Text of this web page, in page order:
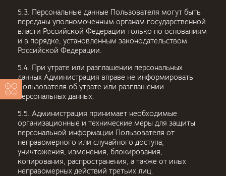
5.3. Персональные данные Пользователя могут быть
переданы уполномоченным органам государственной
власти Российской Федерации только по основаниям
и в порядке, установленным законодательством
Российской Федерации.
5.4. При утрате или разглашении персональных
данных Администрация вправе не информировать
Пользователя об утрате или разглашении
персональных данных.
5.5. Администрация принимает необходимые
организационные и технические меры для защиты
персональной информации Пользователя от
неправомерного или случайного доступа,
уничтожения, изменения, блокирования,
копирования, распространения, а также от иных
неправомерных действий третьих лиц.